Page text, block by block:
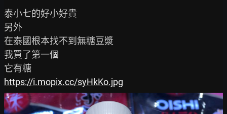
泰小七的好小好貴
另外
在泰國根本找不到無糖豆漿
我買了第一個
https://i.mopix.cc/syHkKo.jpg